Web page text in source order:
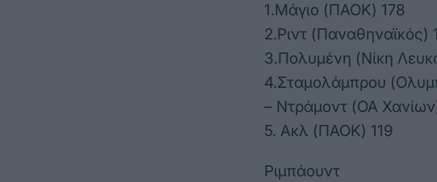
1.Μάγιο (ΠΑΟΚ) 178
2.Ριντ (Παναθηναϊκός)
3.Πολυμένη (Νίκη
4.Σταμολάμπρου
– Ντράμοντ (ΟΑ
5. Ακλ (ΠΑΟΚ) 119
Ριμπάουντ